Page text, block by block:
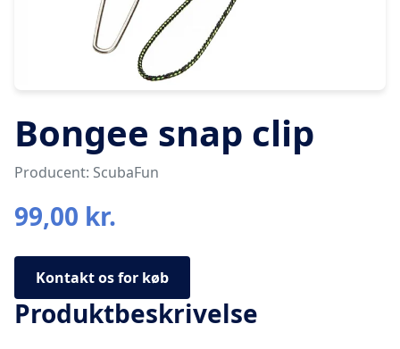
Bongee snap clip
Producent: ScubaFun
99,00 kr.
Kontakt os for køb
Produktbeskrivelse